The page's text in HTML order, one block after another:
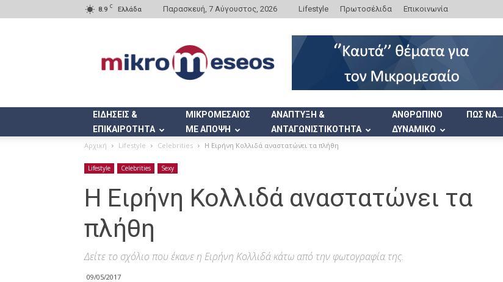
8.9 C Ελλάδα Παρασκευή, 7 Αύγουστος, 2026 Lifestyle Πρωτοσέλιδα Επικοινωνία
ΕΙΔΗΣΕΙΣ &
ΕΠΙΚΑΙΡΟΤΗΤΑ
ΜΙΚΡΟΜΕΣΑΙΟΣ
ΜΕ ΑΠΟΨΗ
ΑΝΑΠΤΥΞΗ &
ΑΝΤΑΓΩΝΙΣΤΙΚΟΤΗΤΑ
ΑΝΘΡΩΠΙΝΟ
ΔΥΝΑΜΙΚΟ
ΠΩΣ ΝΑ…
Αρχική Lifestyle Celebrities Η Ειρήνη Κολλιδά αναστατώνει τα πλήθη
Lifestyle Celebrities Sexy
Η Ειρήνη Κολλιδά αναστατώνει τα
πλήθη
Δείτε το σχόλιο που έκανε η Ειρήνη Κολλιδά κάτω από την φωτογραφία της.
09/05/2017